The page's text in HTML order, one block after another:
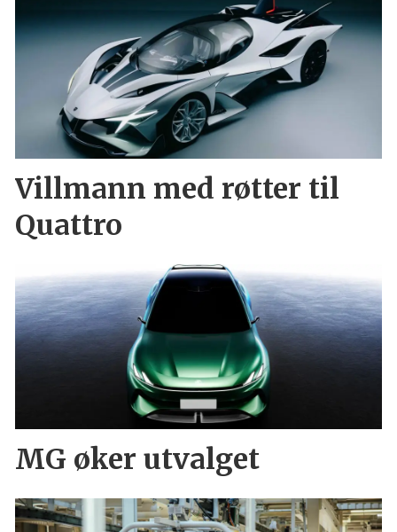
Villmann med røtter til
Quattro
MG øker utvalget